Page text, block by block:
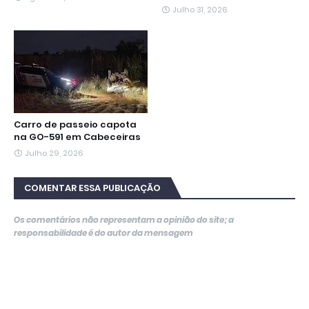
Julho 31, 2026
Carro de passeio capota
na GO-591 em Cabeceiras
Julho 29, 2026
COMENTAR ESSA PUBLICAÇÃO
Os comentários não representam a opinião do site; a
responsabilidade é do autor da mensagem